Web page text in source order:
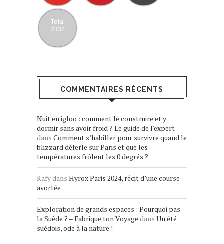
Total
2332
COMMENTAIRES RÉCENTS
Nuit en igloo : comment le construire et y
dormir sans avoir froid ? Le guide de l'expert
dans Comment s’habiller pour survivre quand le
blizzard déferle sur Paris et que les
températures frôlent les 0 degrés ?
Rafydans Hyrox Paris 2024, récit d’une course
avortée
Exploration de grands espaces : Pourquoi pas
la Suède ? – Fabrique ton Voyage dans Un été
suédois, ode à la nature !